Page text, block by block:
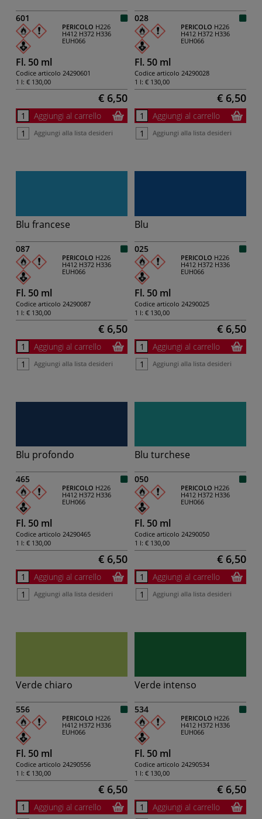
601
PERICOLO H226
H412 H372 H336
EUH066
Fl. 50 ml
Codice articolo 24290601
1 l: € 130,00
€ 6,50
Aggiungi al carrello
Aggiungi alla lista desideri
028
PERICOLO H226
H412 H372 H336
EUH066
Fl. 50 ml
Codice articolo 24290028
1 l: € 130,00
€ 6,50
Aggiungi al carrello
Aggiungi alla lista desideri
Blu francese
087
PERICOLO H226
H412 H372 H336
EUH066
Fl. 50 ml
Codice articolo 24290087
1 l: € 130,00
€ 6,50
Aggiungi al carrello
Aggiungi alla lista desideri
Blu
025
PERICOLO H226
H412 H372 H336
EUH066
Fl. 50 ml
Codice articolo 24290025
1 l: € 130,00
€ 6,50
Aggiungi al carrello
Aggiungi alla lista desideri
Blu profondo
465
PERICOLO H226
H412 H372 H336
EUH066
Fl. 50 ml
Codice articolo 24290465
1 l: € 130,00
€ 6,50
Aggiungi al carrello
Aggiungi alla lista desideri
Blu turchese
050
PERICOLO H226
H412 H372 H336
EUH066
Fl. 50 ml
Codice articolo 24290050
1 l: € 130,00
€ 6,50
Aggiungi al carrello
Aggiungi alla lista desideri
Verde chiaro
556
PERICOLO H226
H412 H372 H336
EUH066
Fl. 50 ml
Codice articolo 24290556
1 l: € 130,00
€ 6,50
Aggiungi al carrello
Verde intenso
534
PERICOLO H226
H412 H372 H336
EUH066
Fl. 50 ml
Codice articolo 24290534
1 l: € 130,00
€ 6,50
Aggiungi al carrello